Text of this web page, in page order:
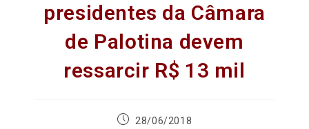
presidentes da Câmara
de Palotina devem
ressarcir R$ 13 mil
28/06/2018